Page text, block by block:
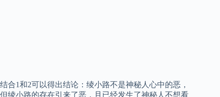
结合1和2可以得出结论：绫小路不是神秘人心中的恶，
但绫小路的存在引来了恶，且已经发生了神秘人不想看